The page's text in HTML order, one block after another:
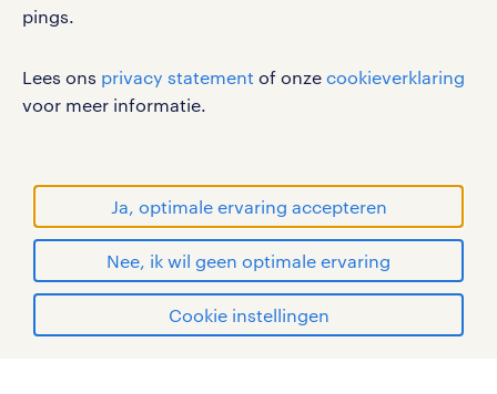
pings.
Lees ons privacy statement of onze cookieverklaring
voor meer informatie.
Ja, optimale ervaring accepteren
Nee, ik wil geen optimale ervaring
Cookie instellingen
sitemap
RANDSTAD, HUMAN FORWARD en SHAPING THE
WORLD OF WORK zijn geregistreerde